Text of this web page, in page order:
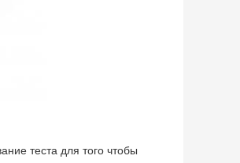
теста для того чтобы